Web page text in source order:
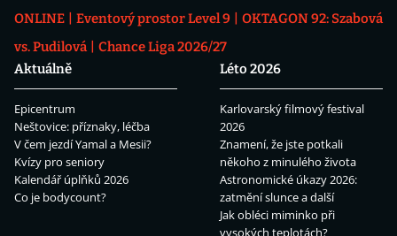
ONLINE
Eventový prostor Level 9
OKTAGON 92: Szabová
vs. Pudilová
Chance Liga 2026/27
Aktuálně
Epicentrum
Neštovice: příznaky, léčba
V čem jezdí Yamal a Mesii?
Kvízy pro seniory
Kalendář úplňků 2026
Co je bodycount?
Léto 2026
Karlovarský filmový festival
2026
Znamení, že jste potkali
někoho z minulého života
Astronomické úkazy 2026:
zatmění slunce a další
Jak obléci miminko při
vysokých teplotách?